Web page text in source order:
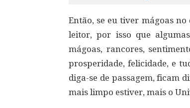
Então, se eu tiver mágoas
leitor, por isso que
mágoas, rancores,
prosperidade, felicidade, e
diga-se de passagem, ficam
mais limpo estiver, mais o